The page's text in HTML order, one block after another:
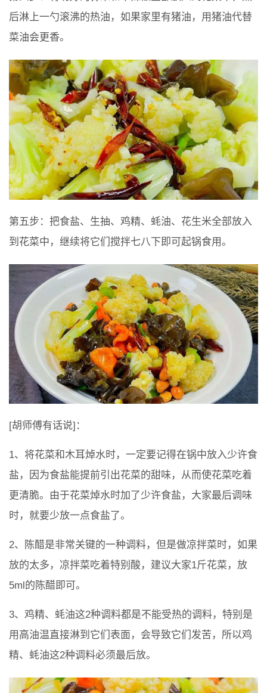
后淋上一勺滚沸的热油，如果家里有猪油，用猪油代替
菜油会更香。
第五步：把食盐、生抽、鸡精、蚝油、花生米全部放入
到花菜中，继续将它们搅拌七八下即可起锅食用。
[胡师傅有话说]：
1、将花菜和木耳焯水时，一定要记得在锅中放入少许食
盐，因为食盐能提前引出花菜的甜味，从而使花菜吃着
更清脆。由于花菜焯水时加了少许食盐，大家最后调味
时，就要少放一点食盐了。
2、陈醋是非常关键的一种调料，但是做凉拌菜时，如果
放的太多，凉拌菜吃着特别酸，建议大家1斤花菜，放
5ml的陈醋即可。
3、鸡精、蚝油这2种调料都是不能受热的调料，特别是
用高油温直接淋到它们表面，会导致它们发苦，所以鸡
精、蚝油这2种调料必须最后放。